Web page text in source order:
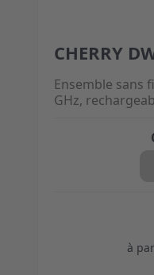
Ensemble sans
GHz,
The price
CHERRY
à